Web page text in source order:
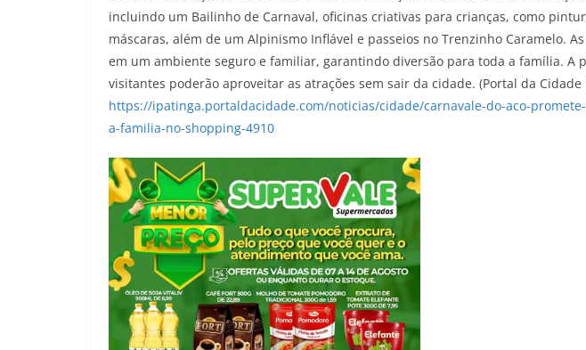
incluindo um Bailinho de Carnaval, oficinas criativas para crianças, como
máscaras, além de um Alpinismo Inflável e passeios no Trenzinho Caramelo.
em um ambiente seguro e familiar, garantindo diversão para toda a família. A
visitantes poderão aproveitar as atrações sem sair da cidade. (Portal da Cidade
https://ipatinga.portaldacidade.com/noticias/cidade/carnavale-do-aco-
a-familia-no-shopping-4910